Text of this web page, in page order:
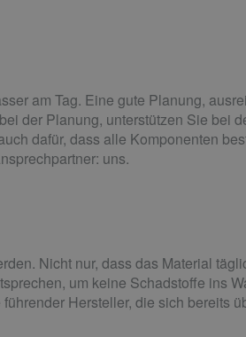
am Tag. Eine gute Planung,
der Planung, unterstützen Sie bei
dafür, dass alle Komponenten
uns.
Nicht nur, dass das Material
um keine Schadstoffe ins
Hersteller, die sich bereits